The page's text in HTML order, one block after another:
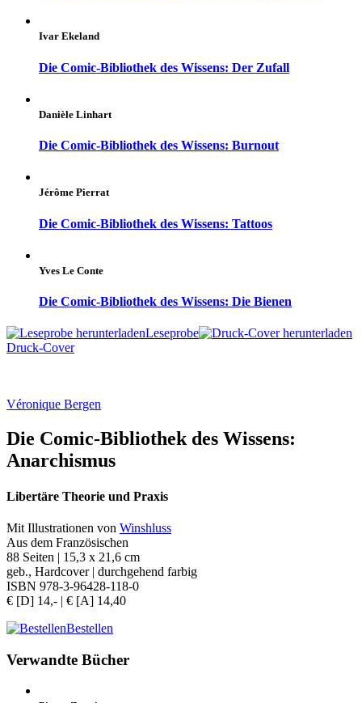
Ivar Ekeland
Die Comic-Bibliothek des Wissens: Der Zufall
Danièle Linhart
Die Comic-Bibliothek des Wissens: Burnout
Jérôme Pierrat
Die Comic-Bibliothek des Wissens: Tattoos
Yves Le Conte
Die Comic-Bibliothek des Wissens: Die Bienen
Leseprobe
Druck-Cover
Véronique Bergen
Die Comic-Bibliothek des Wissens:
Anarchismus
Libertäre Theorie und Praxis
Mit Illustrationen von Winshluss
Aus dem Französischen
88 Seiten | 15,3 x 21,6 cm
geb., Hardcover | durchgehend farbig
ISBN 978-3-96428-118-0
€ [D] 14,- | € [A] 14,40
Bestellen
Verwandte Bücher